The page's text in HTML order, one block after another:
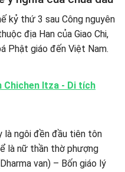
kỷ thứ 3 sau Công nguyên
địa Han của Giao Chi,
Phật giáo đến Việt Nam.
Chichen Itza - Di tích
là ngôi đền đầu tiên tôn
là nữ thần thờ phượng
van) – Bốn giáo lý